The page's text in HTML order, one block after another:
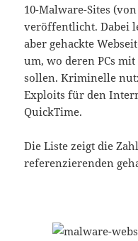
10-Malware-Sites
veröffentlicht. Dabei
aber gehackte
um, wo deren PCs
sollen. Kriminelle
Exploits für den
QuickTime.
Die Liste zeigt die
referenzierenden